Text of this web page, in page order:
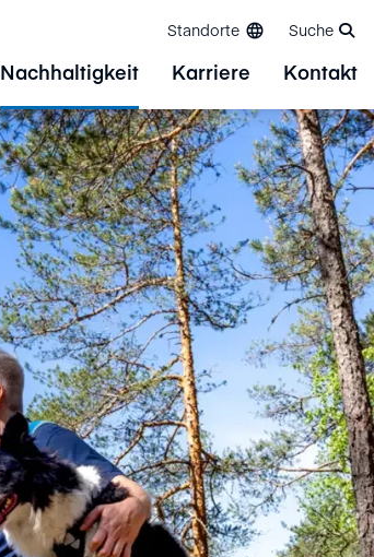
Standorte Suche
Nachhaltigkeit Karriere Kontakt